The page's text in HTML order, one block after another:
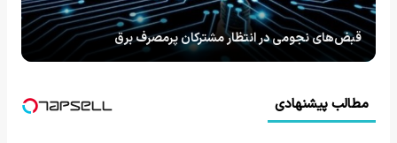
قبض‌های نجومی در انتظار مشترکان پرمصرف برق
مطالب پیشنهادی